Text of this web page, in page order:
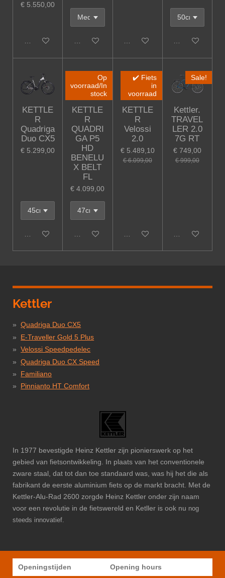
€ 5.550,00
In winkelwagen In winkelwagen In winkelwagen In winkelwagen
KETTLE
R
Quadriga
Duo CX5
€ 5.299,00
In winkelwagen
Op
voorraad/In
stock
KETTLE
R
QUADRI
GA P5
HD
BENELU
X BELT
FL
€ 4.099,00
Houd mij op de hoogte
✔️ Fiets
in
voorraad
KETTLE
R
Velossi
2.0
€ 5.489,10
€ 6.099,00
In winkelwagen
Sale!
Kettler.
TRAVEL
LER 2.0
7G RT
€ 749,00
€ 999,00
In winkelwagen
Kettler
Quadriga Duo CX5
E-Traveller Gold 5 Plus
Velossi Speedpedelec
Quadriga Duo CX Speed
Familiano
Pinnianto HT Comfort
In 1977 bevestigde Heinz Kettler zijn pionierswerk op het
gebied van fietsontwikkeling. In plaats van het conventionele
zware staal, dat tot dan toe standaard was, was hij het die als
fabrikant de eerste aluminium fiets op de markt bracht. Met de
Kettler-Alu-Rad 2600 zorgde Heinz Kettler onder zijn naam
voor een revolutie in de fietswereld en Ketller is ook nu nog
steeds innovatief.
Openingstijden Opening hours